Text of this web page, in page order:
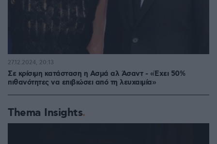
Σε κρίσιμη κατάσταση η Ασμά αλ Άσαντ - «Έχει 50%
πιθανότητες να επιβιώσει από τη λευχαιμία»
27.12.2024, 20:13
Thema Insights